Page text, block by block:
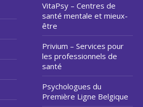
VitaPsy – Centres de
santé mentale et mieux-
être
Privium – Services pour
les professionnels de
santé
Psychologues du
Première Ligne Belgique